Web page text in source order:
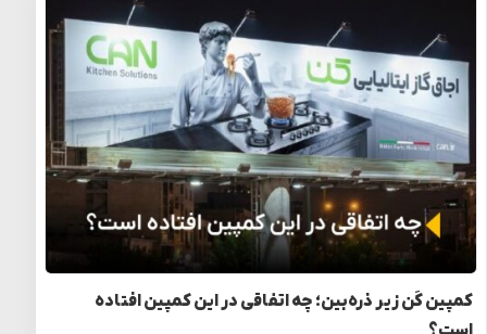
کمپین کَن زیر ذره‌بین؛ چه اتفاقی در این کمپین افتاده